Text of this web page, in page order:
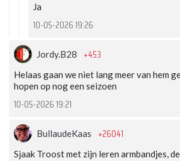
Ja
10-05-2026 19:26
Jordy.B28 +453
Helaas gaan we niet lang meer van hem
hopen op nog een seizoen
10-05-2026 19:21
BullaudeKaas +26041
Sjaak Troost met zijn leren armbandjes, de